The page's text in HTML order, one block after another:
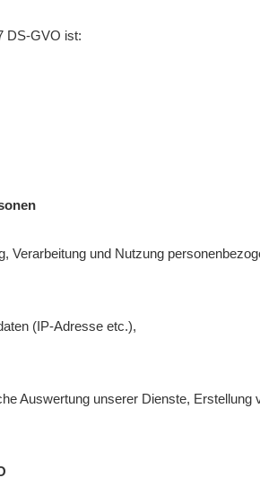
DS-GVO ist:
Verarbeitung und Nutzung
(IP-Adresse etc.),
Auswertung unserer Dienste,